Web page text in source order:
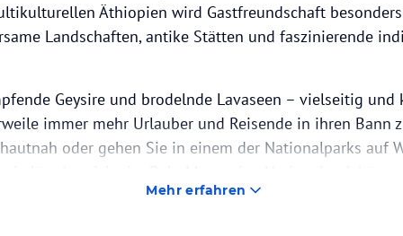
Äthiopien wird Gastfreundschaft
Landschaften, antike Stätten und faszinierende
Geysire und brodelnde Lavaseen – vielseitig
immer mehr Urlauber und Reisende in ihren Bann
oder gehen Sie in einem der Nationalparks auf
erkunden und im Sämen-Nationalpark Paviane oder
Mehr erfahren